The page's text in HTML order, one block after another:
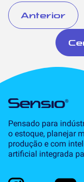
Anterior
Pensado para
o estoque, planejar
produção e com
artificial integrada